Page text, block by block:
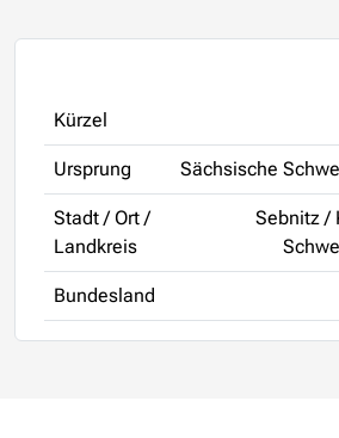
Kürzel
Ursprung Sächsische
Stadt / Ort /
Landkreis
Sebnitz /
Bundesland